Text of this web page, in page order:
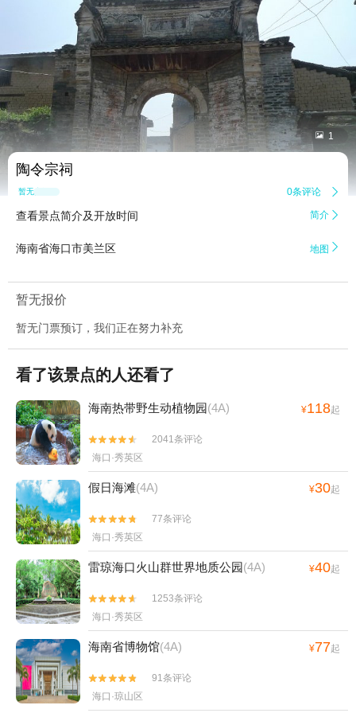
 1
陶令宗祠
暂无点评 0条评论 
查看景点简介及开放时间 简介 
海南省海口市美兰区 地图 
暂无报价
暂无门票预订，我们正在努力补充
看了该景点的人还看了
海南热带野生动植物园(4A) ¥118起


2041条评论
海口·秀英区
假日海滩(4A) ¥30起


77条评论
海口·秀英区
雷琼海口火山群世界地质公园(4A) ¥40起


1253条评论
海口·秀英区
海南省博物馆(4A) ¥77起


91条评论
海口·琼山区